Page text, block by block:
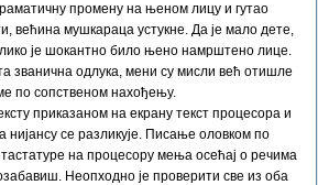
промену на њеном лицу и гутао
већина мушкараца устукне. Да је мало дете,
је шокантно било њено намрштено лице.
званична одлука, мени су мисли већ отишле
по сопственом нахођењу.
приказаном на екрану текст процесора и
се разликује. Писање оловком по
на процесору мења осећај о речима
Неопходно је проверити све из оба